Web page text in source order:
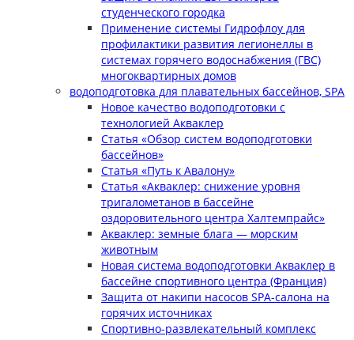
студенческого городка
Применение системы Гидрофлоу для
профилактики развития легионеллы в
системах горячего водоснабжения (ГВС)
многоквартирных домов
водоподготовка для плавательных бассейнов, SPA
Новое качество водоподготовки с
технологией Акваклер
Статья «Обзор систем водоподготовки
бассейнов»
Статья «Путь к Авалону»
Статья «Акваклер: снижение уровня
тригалометанов в бассейне
оздоровительного центра Халтемпрайс»
Акваклер: земные блага — морским
животным
Новая система водоподготовки Акваклер в
бассейне спортивного центра (Франция)
Защита от накипи насосов SPA-салона на
горячих источниках
Спортивно-развлекательный комплекс